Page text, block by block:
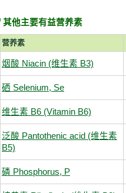
其他主要有益营养素
营养素
烟酸 Niacin (维生素 B3)
硒 Selenium, Se
维生素 B6 (Vitamin B6)
泛酸 Pantothenic acid (维生素
B5)
磷 Phosphorus, P